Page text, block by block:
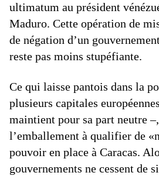
ultimatum au président
Maduro. Cette opération de
de négation d’un
reste pas moins stupéfiante.
Ce qui laisse pantois dans la
plusieurs capitales
maintient pour sa part neutre
l’emballement à qualifier de
pouvoir en place à Caracas.
gouvernements ne cessent de